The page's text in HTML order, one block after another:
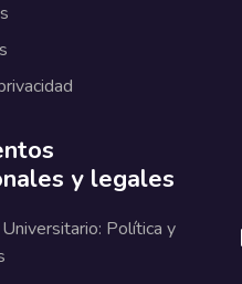
y legales
Política y